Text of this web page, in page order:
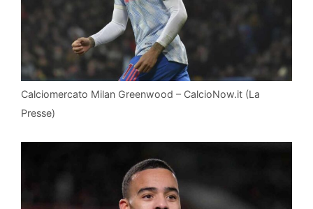
Calciomercato Milan Greenwood – CalcioNow.it (La
Presse)